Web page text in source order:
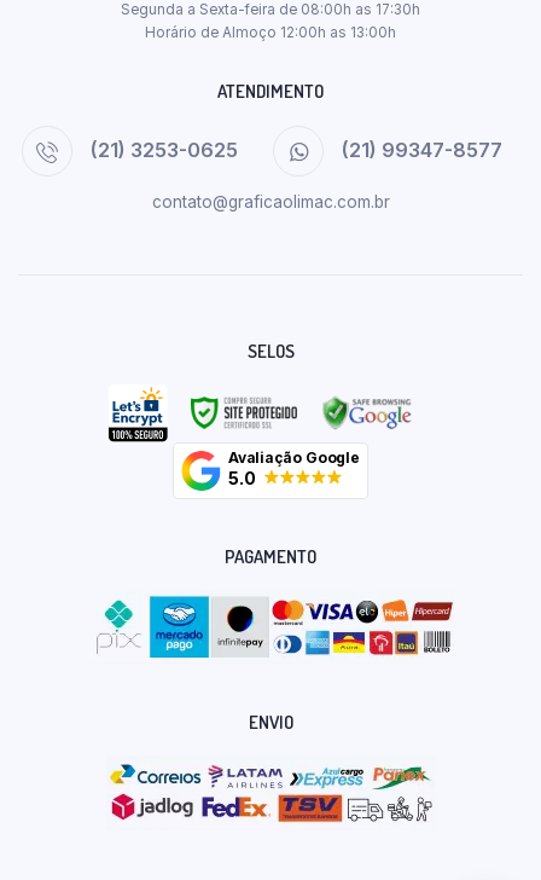
Segunda a Sexta-feira de 08:00h as 17:30h
Horário de Almoço 12:00h as 13:00h
ATENDIMENTO
(21) 3253-0625 (21) 99347-8577
contato@graficaolimac.com.br
SELOS
Avaliação Google
5.0
PAGAMENTO
ENVIO